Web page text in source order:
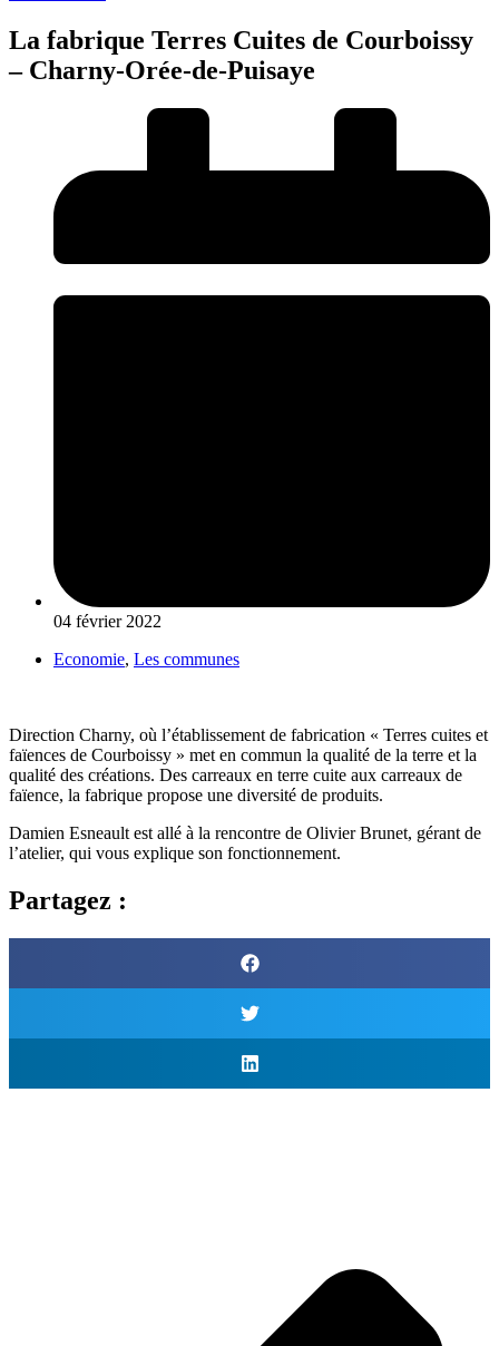
La fabrique Terres Cuites de Courboissy
– Charny-Orée-de-Puisaye
04 février 2022
Economie, Les communes
Direction Charny, où l’établissement de fabrication « Terres cuites et
faïences de Courboissy » met en commun la qualité de la terre et la
qualité des créations. Des carreaux en terre cuite aux carreaux de
faïence, la fabrique propose une diversité de produits.
Damien Esneault est allé à la rencontre de Olivier Brunet, gérant de
l’atelier, qui vous explique son fonctionnement.
Partagez :